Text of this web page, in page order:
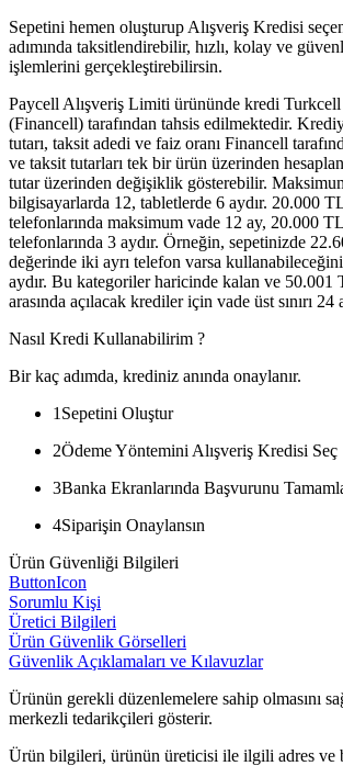
Sepetini hemen oluşturup Alışveriş Kredisi
adımında taksitlendirebilir, hızlı, kolay ve
işlemlerini gerçekleştirebilirsin.
Paycell Alışveriş Limiti ürününde kredi
(Financell) tarafından tahsis edilmektedir.
tutarı, taksit adedi ve faiz oranı Financell
ve taksit tutarları tek bir ürün üzerinden
tutar üzerinden değişiklik gösterebilir.
bilgisayarlarda 12, tabletlerde 6 aydır. 20.000
telefonlarında maksimum vade 12 ay, 20.000
telefonlarında 3 aydır. Örneğin, sepetinizde
değerinde iki ayrı telefon varsa
aydır. Bu kategoriler haricinde kalan ve
arasında açılacak krediler için vade üst sınırı 24
Nasıl Kredi Kullanabilirim ?
Bir kaç adımda, krediniz anında onaylanır.
1 Sepetini Oluştur
2Ödeme Yöntemini Alışveriş Kredisi Seç
3Banka Ekranlarında Başvurunu
4Siparişin Onaylansın
Ürün Güvenliği Bilgileri
ButtonIcon
Sorumlu Kişi
Üretici Bilgileri
Ürün Güvenlik Görselleri
Güvenlik Açıklamaları ve Kılavuzlar
Ürünün gerekli düzenlemelere sahip olmasını
merkezli tedarikçileri gösterir.
Ürün bilgileri, ürünün üreticisi ile ilgili adres ve